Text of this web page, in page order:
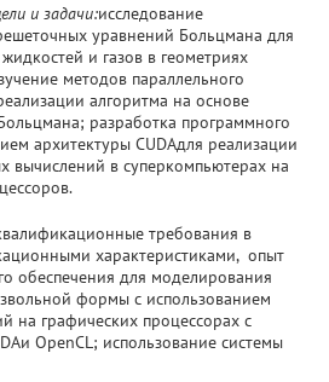
и задачи:исследование
уравнений Больцмана для
и газов в геометриях
методов параллельного
алгоритма на основе
разработка программного
архитектуры CUDAдля реализации
вычислений в суперкомпьютерах на
требования в
характеристиками, опыт
обеспечения для моделирования
формы с использованием
на графических процессорах с
OpenCL; использование системы